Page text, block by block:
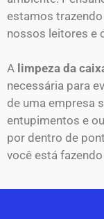
estamos
nossos leitores e
A limpeza da
necessária para
de uma empresa
entupimentos e
por dentro de
você está